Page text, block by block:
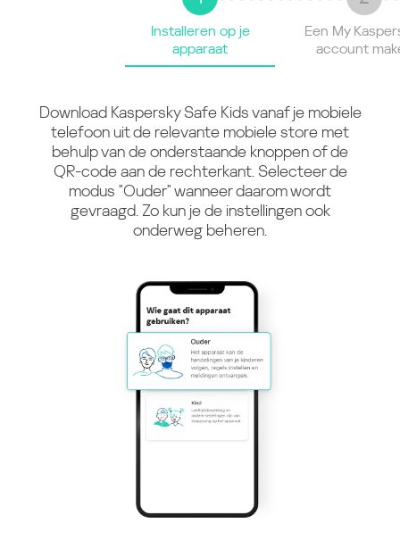
Installeren op je
apparaat
Een My
account
Download Kaspersky Safe Kids vanaf je mobiele
telefoon uit de relevante mobiele store met
behulp van de onderstaande knoppen of de
QR-code aan de rechterkant. Selecteer de
modus "Ouder" wanneer daarom wordt
gevraagd. Zo kun je de instellingen ook
onderweg beheren.